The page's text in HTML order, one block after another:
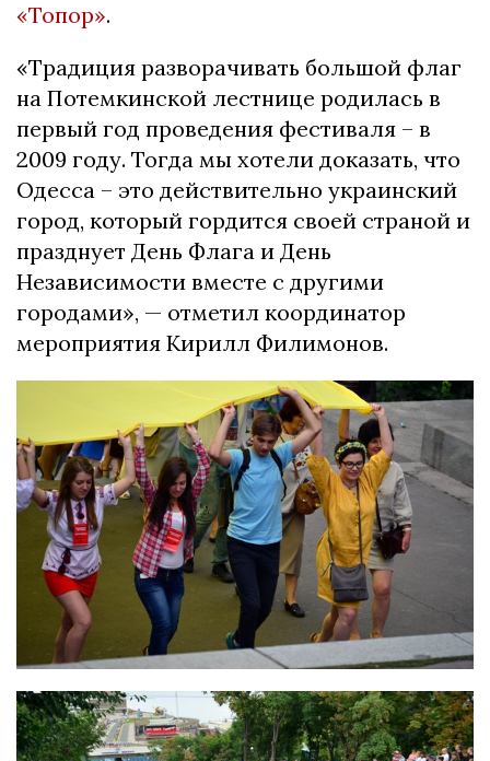
«Топор».
«Традиция разворачивать большой флаг
на Потемкинской лестнице родилась в
первый год проведения фестиваля – в
2009 году. Тогда мы хотели доказать, что
Одесса – это действительно украинский
город, который гордится своей страной и
празднует День Флага и День
Независимости вместе с другими
городами», — отметил координатор
мероприятия Кирилл Филимонов.